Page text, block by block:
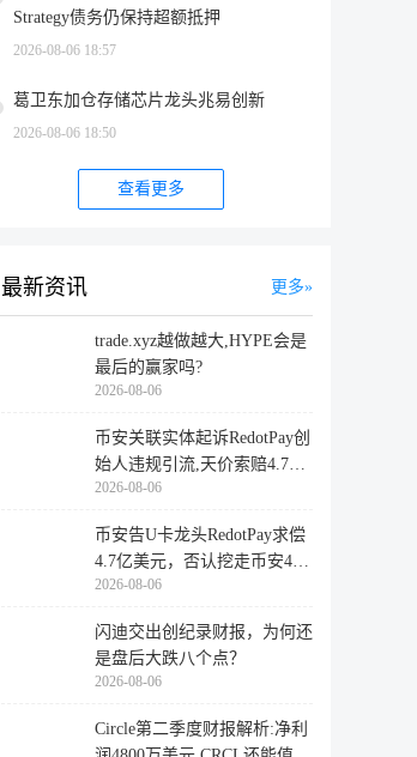
Strategy债务仍保持超额抵押
2026-08-06 18:57
葛卫东加仓存储芯片龙头兆易创新
2026-08-06 18:50
查看更多
最新资讯 更多
trade.xyz越做越大,HYPE会是
最后的赢家吗?
2026-08-06
币安关联实体起诉RedotPay创
始人违规引流,天价索赔4.728
亿美
2026-08-06
币安告U卡龙头RedotPay求偿
4.7亿美元，否认挖走币安47
万用户
2026-08-06
闪迪交出创纪录财报，为何还
是盘后大跌八个点？
2026-08-06
Circle第二季度财报解析:净利